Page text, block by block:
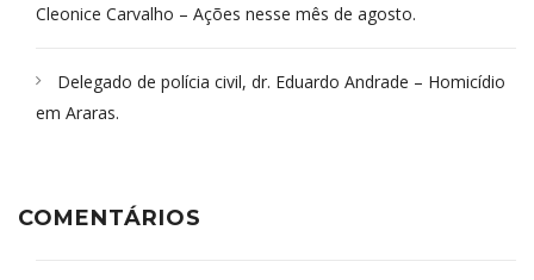
Cleonice Carvalho – Ações nesse mês de agosto.
Delegado de polícia civil, dr. Eduardo Andrade – Homicídio
em Araras.
COMENTÁRIOS